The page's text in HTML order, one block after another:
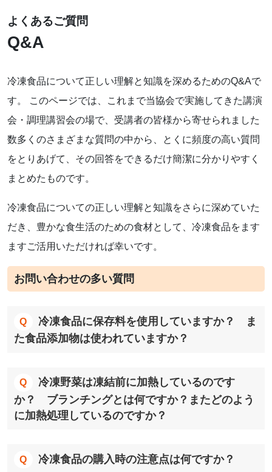
よくあるご質問
Q&A
冷凍食品について正しい理解と知識を深めるためのQ&Aで
す。 このページでは、これまで当協会で実施してきた講演
会・調理講習会の場で、受講者の皆様から寄せられました
数多くのさまざまな質問の中から、とくに頻度の高い質問
をとりあげて、その回答をできるだけ簡潔に分かりやすく
まとめたものです。
冷凍食品についての正しい理解と知識をさらに深めていた
だき、豊かな食生活のための食材として、冷凍食品をます
ますご活用いただければ幸いです。
お問い合わせの多い質問
冷凍食品に保存料を使用していますか？ ま
た食品添加物は使われていますか？
冷凍野菜は凍結前に加熱しているのです
か？ ブランチングとは何ですか？またどのよう
に加熱処理しているのですか？
冷凍食品の購入時の注意点は何ですか？